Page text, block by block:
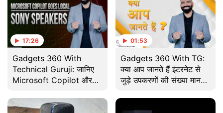
17:26
Gadgets 360 With
Technical Guruji: जानिए
Microsoft Copilot और
01:53
Gadgets 360 With TG:
क्या आप जानते हैं इंटरनेट से
जुड़े उपकरणों की संख्या मानव